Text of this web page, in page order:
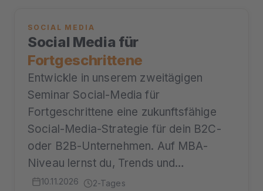
SOCIAL MEDIA
Social Media für
Fortgeschrittene
Entwickle in unserem zweitägigen
Seminar Social-Media für
Fortgeschrittene eine zukunftsfähige
Social-Media-Strategie für dein B2C-
oder B2B-Unternehmen. Auf MBA-
Niveau lernst du, Trends und…
10.11.2026 2-Tages